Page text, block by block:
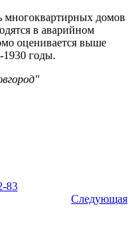
многоквартирных домов
в аварийном
оценивается выше
1930 годы.
83
Следующая